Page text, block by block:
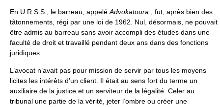
En U.R.S.S., le barreau, appeléAdvokatoura , fut, après bien des
tâtonnements, régi par une loi de 1962. Nul, désormais, ne pouvait
être admis au barreau sans avoir accompli des études dans une
faculté de droit et travaillé pendant deux ans dans des fonctions
juridiques.
L’avocat n’avait pas pour mission de servir par tous les moyens
licites les intérêts d’un client. Il était au sens fort du terme un
auxiliaire de la justice et un serviteur de la légalité. Celer au
tribunal une partie de la vérité, jeter l’ombre ou créer une